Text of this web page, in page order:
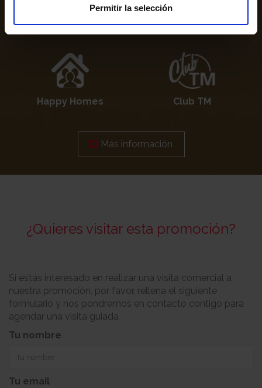
Permitir la selección
Cumplimiento de
plazos
Servicio Postventa
Happy Homes Club TM
Más información
¿Quieres visitar esta promoción?
Si estás interesado en realizar una visita comercial a
nuestra promoción, por favor, rellena el siguiente
formulario y nos pondremos en contacto contigo para
agendar una visita guiada
Tu nombre
Tu email